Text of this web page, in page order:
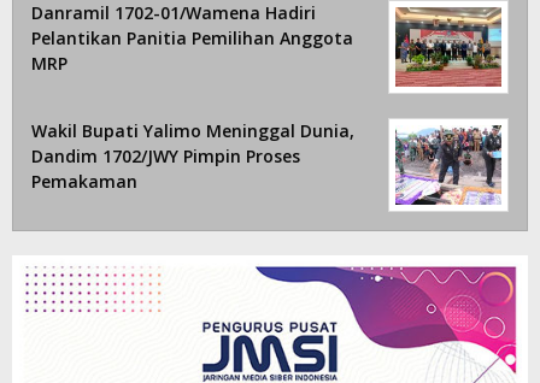
Danramil 1702-01/Wamena Hadiri
Pelantikan Panitia Pemilihan Anggota
MRP
Wakil Bupati Yalimo Meninggal Dunia,
Dandim 1702/JWY Pimpin Proses
Pemakaman